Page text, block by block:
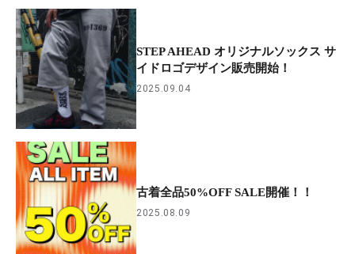
STEP AHEAD オリジナルソックス サ
イドロゴデザイン販売開始！
2025.09.04
古着全品50%OFF SALE開催！！
2025.08.09